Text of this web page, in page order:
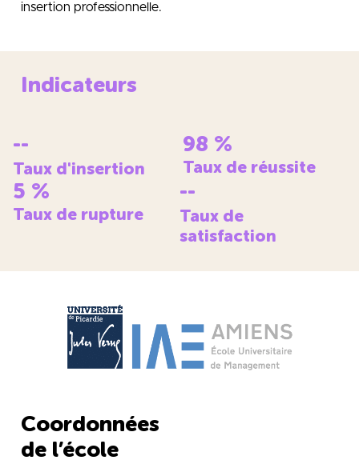
insertion professionnelle.
Indicateurs
--
Taux d'insertion
98 %
Taux de réussite
5 %
Taux de rupture
--
Taux de
satisfaction
Coordonnées
de l’école